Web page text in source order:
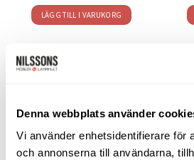
Denna webbplats använder
Vi använder enhetsidentifierare för
och annonserna till användarna,
LÄGG TILL I VARUKORG
Barbord